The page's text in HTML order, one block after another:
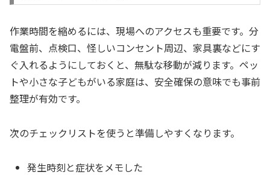
作業時間を縮めるには、現場へのアクセスも重要です。分
電盤前、点検口、怪しいコンセント周辺、家具裏などにす
ぐ入れるようにしておくと、無駄な移動が減ります。ペッ
トや小さな子どもがいる家庭は、安全確保の意味でも事前
整理が有効です。
次のチェックリストを使うと準備しやすくなります。
発生時刻と症状をメモした